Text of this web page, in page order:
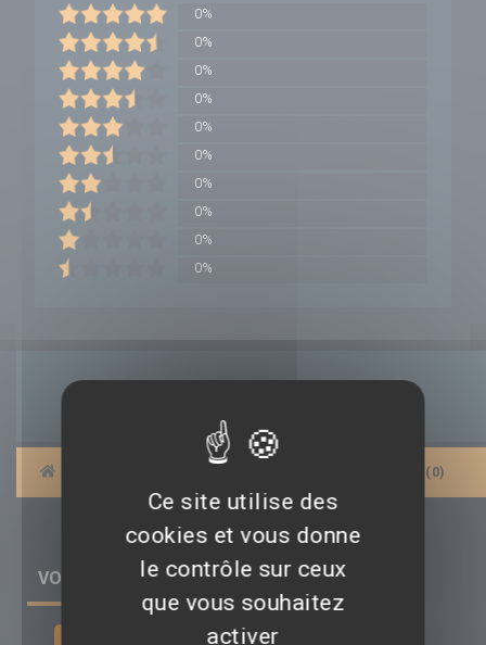
0%
0%
0%
0%
0%
0%
0%
0%
0%
0%
AVIS (0)
VOIR TOUS LES AVIS (0) SUR LE FILM
Ce site utilise des
cookies et vous donne
le contrôle sur ceux
que vous souhaitez
activer